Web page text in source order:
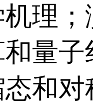
理
量
和